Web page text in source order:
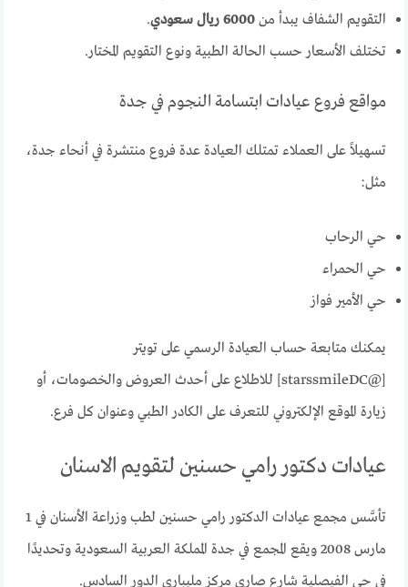
التقويم الشفاف يبدأ من6000 ريال سعودي
.
تختلف الأسعار حسب الحالة الطبية ونوع التقويم المختار.
مواقع فروع عيادات ابتسامة النجوم في جدة
تسهيلاً على العملاء تمتلك العيادة عدة فروع منتشرة في أنحاء جدة،
مثل:
حي الرحاب
حي الحمراء
حي الأمير فواز
يمكنك متابعة حساب العيادة الرسمي على تويتر
[@starssmileDC] للاطلاع على أحدث العروض والخصومات، أو
زيارة الموقع الإلكتروني للتعرف على الكادر الطبي وعنوان كل فرع.
عيادات دكتور رامي حسنين لتقويم الاسنان
تأسَّس مجمع عيادات الدكتور رامي حسنين لطب وزراعة الأسنان في 1
مارس 2008 ويقع المجمع في جدة المملكة العربية السعودية وتحديدًا
في حي الفيصلية شارع صاري مركز مليباري الدور السادس.